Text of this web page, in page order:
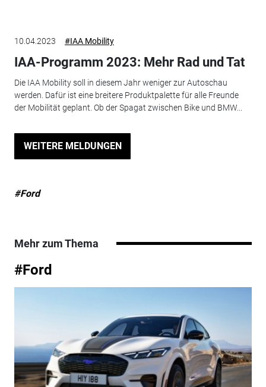
10.04.2023 #IAA Mobility
IAA-Programm 2023: Mehr Rad und Tat
Die IAA Mobility soll in diesem Jahr weniger zur Autoschau
werden. Dafür ist eine breitere Produktpalette für alle Freunde
der Mobilität geplant. Ob der Spagat zwischen Bike und BMW...
WEITERE MELDUNGEN
#Ford
Mehr zum Thema
#Ford